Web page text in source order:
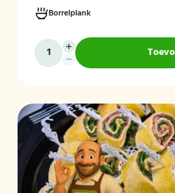
Hieronder ziet u een selectie uit ons
is geschikt voor maximaal 6 personen.
Borrelplank